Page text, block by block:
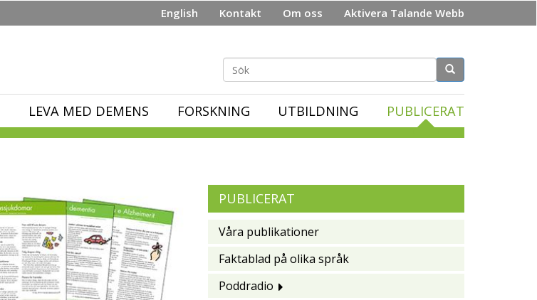
English Kontakt Om oss Aktivera Talande Webb
Sökformulär
LEVA MED DEMENS FORSKNING UTBILDNING PUBLICERAT
PUBLICERAT
Våra publikationer
Faktablad på olika språk
Poddradio